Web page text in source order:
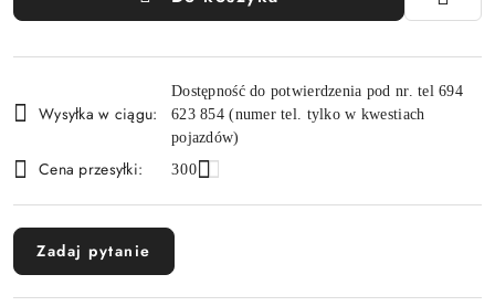
i
dostawa
Wysyłka w ciągu:
Dostępność do potwierdzenia pod nr. tel 694
623 854 (numer tel. tylko w kwestiach
pojazdów)
Cena przesyłki: 300
Zadaj pytanie